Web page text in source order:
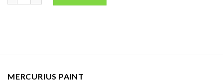
MERCURIUS PAINT